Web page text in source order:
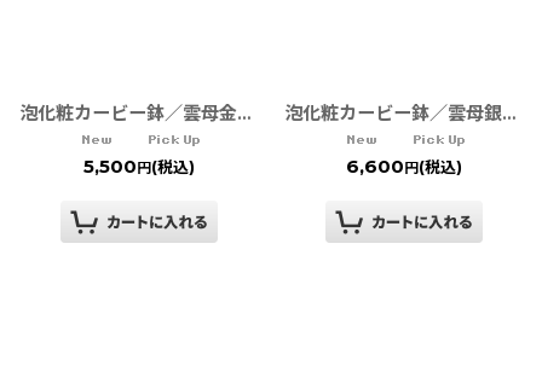
泡化粧カービー鉢／雲母金・雲母銀・黒泡化粧 TWFテーブルウェアフェスティバル
5,500 円(税込)
泡化粧カービー鉢／雲母銀Blue
6,600 円(税込)